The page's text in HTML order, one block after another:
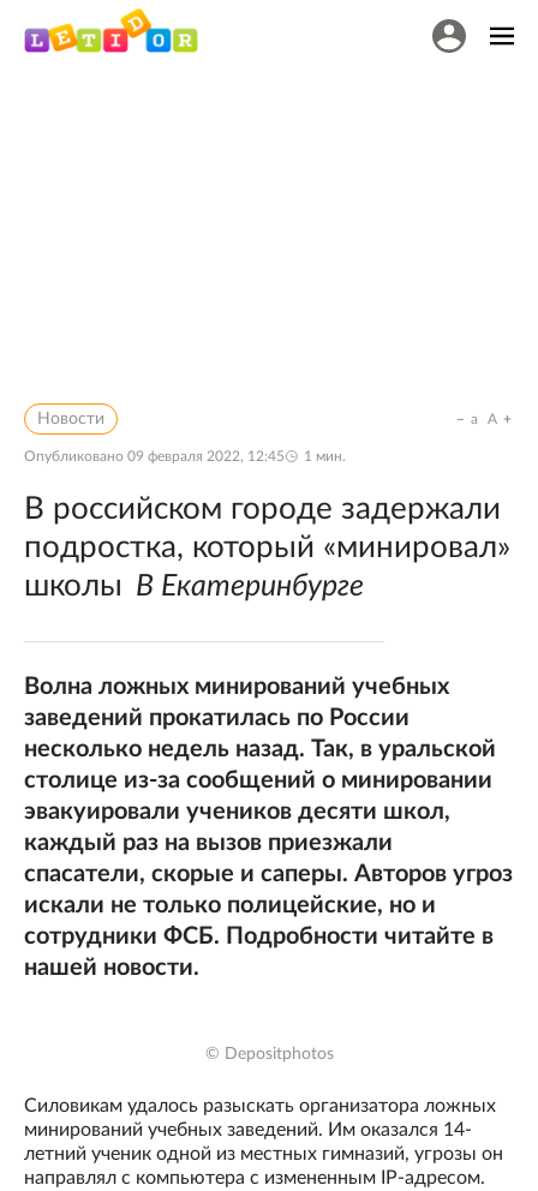
Новости
Опубликовано 09 февраля 2022, 12:45 1 мин.
a A
В российском городе задержали
подростка, который «минировал»
школы В Екатеринбурге
Волна ложных минирований учебных
заведений прокатилась по России
несколько недель назад. Так, в уральской
столице из-за сообщений о минировании
эвакуировали учеников десяти школ,
каждый раз на вызов приезжали
спасатели, скорые и саперы. Авторов угроз
искали не только полицейские, но и
сотрудники ФСБ. Подробности читайте в
нашей новости.
© Depositphotos
Силовикам удалось разыскать организатора ложных
минирований учебных заведений. Им оказался 14-
летний ученик одной из местных гимназий, угрозы он
направлял с компьютера с измененным IP-адресом.